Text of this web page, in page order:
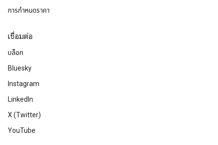
การกำหนดราคา
เชื่อมต่อ
บล็อก
Bluesky
Instagram
LinkedIn
X (Twitter)
YouTube